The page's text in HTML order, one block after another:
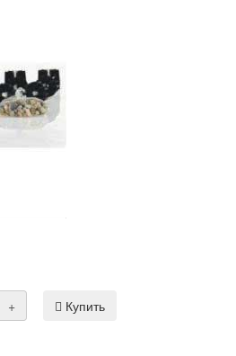
+
Купить